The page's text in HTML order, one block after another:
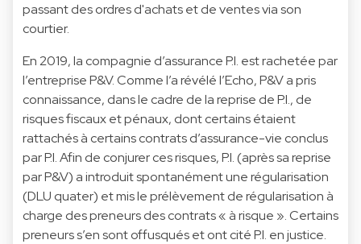
passant des ordres d'achats et de ventes via son
courtier.
En 2019, la compagnie d’assurance P.I. est rachetée par
l’entreprise P&V. Comme l’a révélé l’Echo, P&V a pris
connaissance, dans le cadre de la reprise de P.I., de
risques fiscaux et pénaux, dont certains étaient
rattachés à certains contrats d’assurance-vie conclus
par P.I. Afin de conjurer ces risques, P.I. (après sa reprise
par P&V) a introduit spontanément une régularisation
(DLU quater) et mis le prélèvement de régularisation à
charge des preneurs des contrats « à risque ». Certains
preneurs s’en sont offusqués et ont cité P.I. en justice.